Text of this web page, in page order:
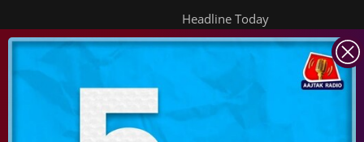
Headline Today
DOWNLOAD APP